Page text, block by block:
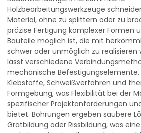
Holzbearbeitungswerkzeuge
Material, ohne zu splittern oder zu
präzise Fertigung komplexer Formen
Bauteile möglich ist, die mit
schwer oder unmöglich zu realisieren
lässt verschiedene
mechanische Befestigungselemente,
Klebstoffe, Schweißverfahren und
Formgebung, was Flexibilität bei der
spezifischer Projektanforderungen
bietet. Bohrungen ergeben saubere
Gratbildung oder Rissbildung, was